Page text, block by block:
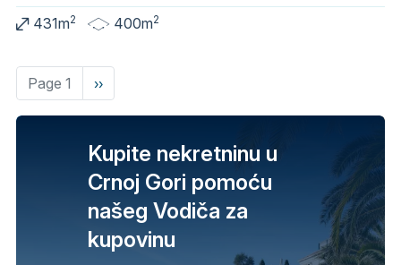
431m2 400m2
Page 1
Next
page
››
Kupite nekretninu u
Crnoj Gori pomoću
našeg Vodiča za
kupovinu